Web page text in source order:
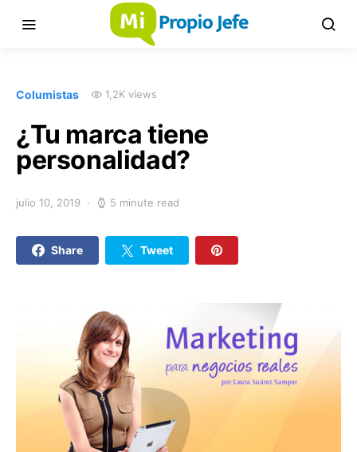
Columistas 1,2K views
¿Tu marca tiene
personalidad?
julio 10, 2019 5 minute read
Share Tweet